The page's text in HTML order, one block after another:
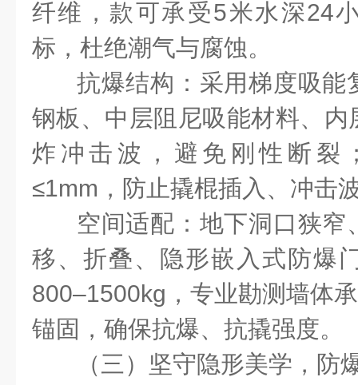
纤维，款可承受5米水深24
标，杜绝潮气与腐蚀。
抗爆结构：采用梯度吸能
钢板、中层阻尼吸能材料、
炸冲击波，避免刚性断裂
≤1mm ，防止撬棍插入、冲击
空间适配：地下洞口狭窄
移、折叠、隐形嵌入式防爆
800–1500kg ，专业勘测墙体
锚固，确保抗爆、抗撬强度。
（三）坚守隐形美学，防